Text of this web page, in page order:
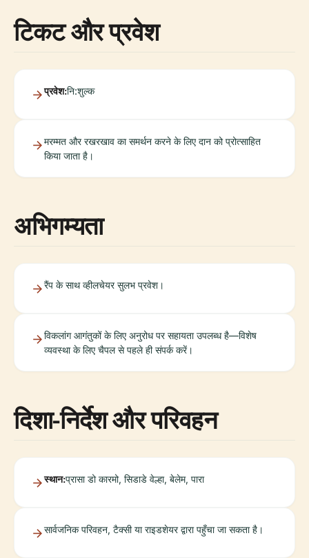
टिकट और प्रवेश
प्रवेश:नि:शुल्क
मरम्मत और रखरखाव का समर्थन करने के लिए दान को प्रोत्साहित
किया जाता है।
अभिगम्यता
रैंप के साथ व्हीलचेयर सुलभ प्रवेश।
विकलांग आगंतुकों के लिए अनुरोध पर सहायता उपलब्ध है—विशेष
व्यवस्था के लिए चैपल से पहले ही संपर्क करें।
दिशा-निर्देश और परिवहन
स्थान:प्रासा डो कारमो, सिडाडे वेल्हा, बेलेम, पारा
सार्वजनिक परिवहन, टैक्सी या राइडशेयर द्वारा पहुँचा जा सकता है।